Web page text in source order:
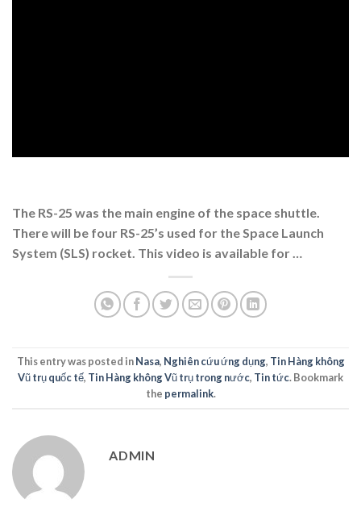
The RS-25 was the main engine of the space shuttle.
There will be four RS-25’s used for the Space Launch
System (SLS) rocket. This video is available for …
This entry was posted inNasa, Nghiên cứu ứng dụng, Tin Hàng không
Vũ trụ quốc tế, Tin Hàng không Vũ trụ trong nước, Tin tức. Bookmark
the permalink.
ADMIN